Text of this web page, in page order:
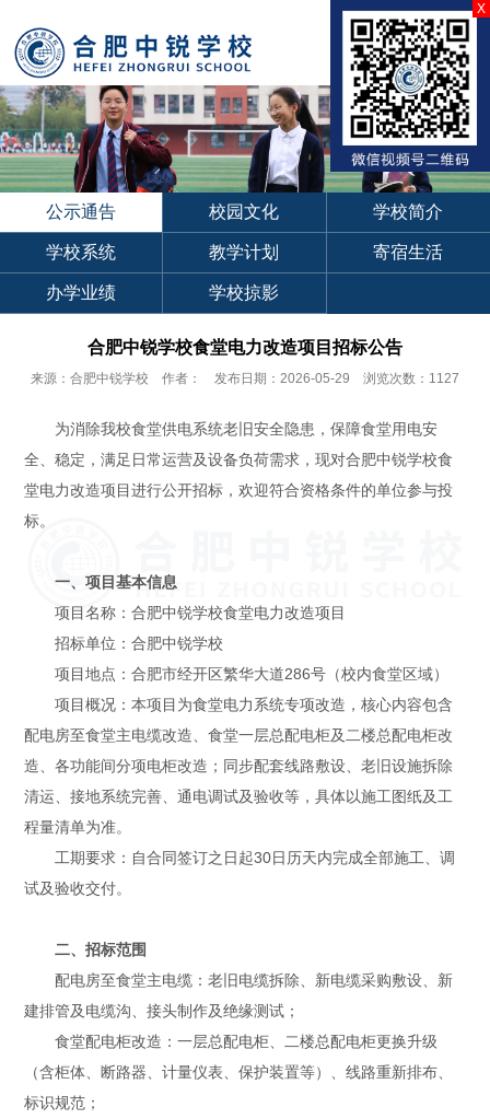
X
公示通告 校园文化 学校简介
学校系统 教学计划 寄宿生活
办学业绩 学校掠影
合肥中锐学校食堂电力改造项目招标公告
来源：合肥中锐学校 作者： 发布日期：2026-05-29 浏览次数：1127
为消除我校食堂供电系统老旧安全隐患，保障食堂用电安
全、稳定，满足日常运营及设备负荷需求，现对合肥中锐学校食
堂电力改造项目进行公开招标，欢迎符合资格条件的单位参与投
标。
一、项目基本信息
项目名称：合肥中锐学校食堂电力改造项目
招标单位：合肥中锐学校
项目地点：合肥市经开区繁华大道286号（校内食堂区域）
项目概况：本项目为食堂电力系统专项改造，核心内容包含
配电房至食堂主电缆改造、食堂一层总配电柜及二楼总配电柜改
造、各功能间分项电柜改造；同步配套线路敷设、老旧设施拆除
清运、接地系统完善、通电调试及验收等，具体以施工图纸及工
程量清单为准。
工期要求：自合同签订之日起30日历天内完成全部施工、调
试及验收交付。
二、招标范围
配电房至食堂主电缆：老旧电缆拆除、新电缆采购敷设、新
建排管及电缆沟、接头制作及绝缘测试；
食堂配电柜改造：一层总配电柜、二楼总配电柜更换升级
（含柜体、断路器、计量仪表、保护装置等）、线路重新排布、
标识规范；